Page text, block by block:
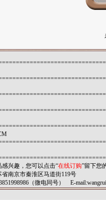
兴趣，您可以点击“在线订购”留下您
南京市秦淮区马道街119号
（微电同号） E-mail: